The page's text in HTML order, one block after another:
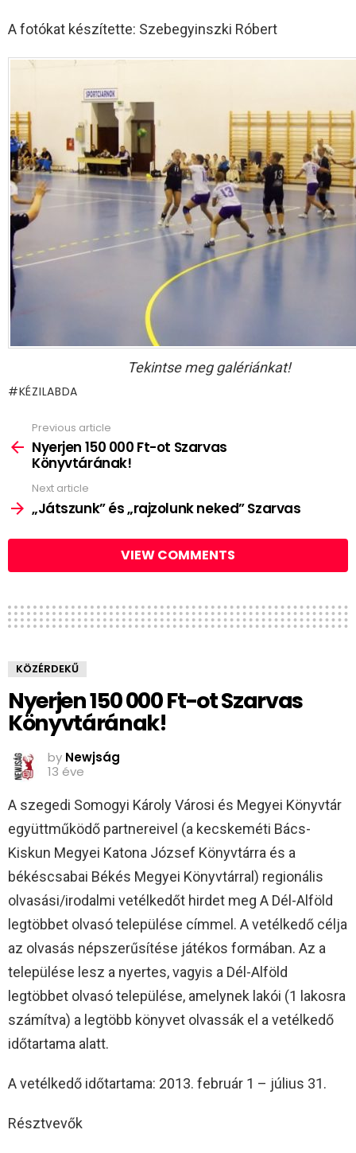
A fotókat készítette: Szebegyinszki Róbert
Tekintse meg galériánkat!
KÉZILABDA
more
Previous article
Nyerjen 150 000 Ft-ot Szarvas
Könyvtárának!
Next article
„Játszunk” és „rajzolunk neked” Szarvas
VIEW COMMENTS
KÖZÉRDEKŰ
Nyerjen 150 000 Ft-ot Szarvas
Könyvtárának!
by Newjság
13 éve
A szegedi Somogyi Károly Városi és Megyei Könyvtár
együttműködő partnereivel (a kecskeméti Bács-
Kiskun Megyei Katona József Könyvtárra és a
békéscsabai Békés Megyei Könyvtárral) regionális
olvasási/irodalmi vetélkedőt hirdet meg A Dél-Alföld
legtöbbet olvasó települése címmel. A vetélkedő célja
az olvasás népszerűsítése játékos formában. Az a
települése lesz a nyertes, vagyis a Dél-Alföld
legtöbbet olvasó települése, amelynek lakói (1 lakosra
számítva) a legtöbb könyvet olvassák el a vetélkedő
időtartama alatt.
A vetélkedő időtartama: 2013. február 1 – július 31.
Résztvevők